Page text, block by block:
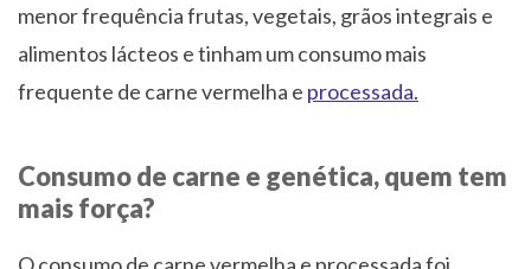
menor frequência frutas, vegetais, grãos integrais e
alimentos lácteos e tinham um consumo mais
frequente de carne vermelha e processada.
Consumo de carne e genética, quem tem
mais força?